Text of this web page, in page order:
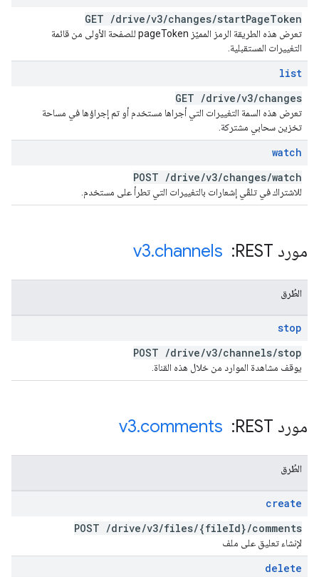
GET /drive/v3/changes/startPageToken
تعرض هذه الطريقة الرمز المميّز pageToken للصفحة الأولى من قائمة
التغييرات المستقبلية.
list
GET /drive/v3/changes
تعرض هذه السمة التغييرات التي أجراها مستخدم أو تم إجراؤها في مساحة
تخزين سحابي مشتركة.
watch
POST /drive/v3/changes/watch
للاشتراك في تلقّي إشعارات بالتغييرات التي تطرأ على مستخدم.
مورد REST: ‏ v3.channels
الطُرق
stop
POST /drive/v3/channels/stop
يوقف مشاهدة الموارد من خلال هذه القناة.
مورد REST: ‏ v3.comments
الطُرق
create
POST /drive/v3/files/{fileId}/comments
لإنشاء تعليق على ملف
delete